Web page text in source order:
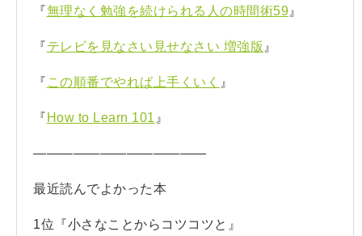
『無理なく勉強を続けられる人の時間術59 』
『テレビを見なさい見せなさい 増強版 』
『 この順番でやれば上手くいく 』
『 How to Learn 101 』
—————————————
最近読んでよかった本
1位『小さなことからコツコツと』